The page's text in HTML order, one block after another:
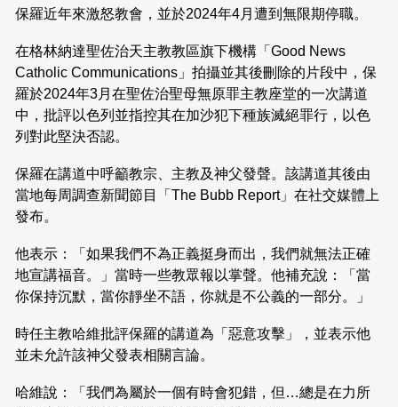
保羅近年來激怒教會，並於2024年4月遭到無限期停職。
在格林納達聖佐治天主教教區旗下機構「Good News
Catholic Communications」拍攝並其後刪除的片段中，保
羅於2024年3月在聖佐治聖母無原罪主教座堂的一次講道
中，批評以色列並指控其在加沙犯下種族滅絕罪行，以色
列對此堅決否認。
保羅在講道中呼籲教宗、主教及神父發聲。該講道其後由
當地每周調查新聞節目「The Bubb Report」在社交媒體上
發布。
他表示：「如果我們不為正義挺身而出，我們就無法正確
地宣講福音。」當時一些教眾報以掌聲。他補充說：「當
你保持沉默，當你靜坐不語，你就是不公義的一部分。」
時任主教哈維批評保羅的講道為「惡意攻擊」，並表示他
並未允許該神父發表相關言論。
哈維說：「我們為屬於一個有時會犯錯，但…總是在力所